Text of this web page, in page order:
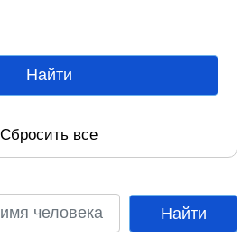
Сбросить все